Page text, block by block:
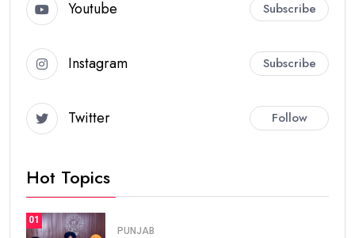
Youtube Subscribe
Instagram Subscribe
Twitter Follow
Hot Topics
01
PUNJAB